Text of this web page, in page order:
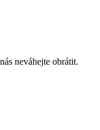
neváhejte obrátit.